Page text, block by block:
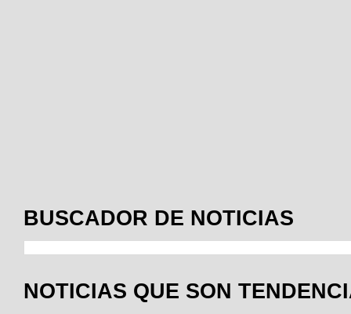
BUSCADOR DE NOTICIAS
NOTICIAS QUE SON